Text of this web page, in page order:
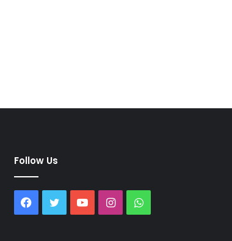
Follow Us
Facebook
TwitterYouTubeInstagramWhatsApp